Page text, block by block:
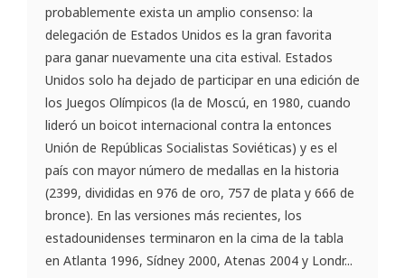
probablemente exista un amplio consenso: la
delegación de Estados Unidos es la gran favorita
para ganar nuevamente una cita estival. Estados
Unidos solo ha dejado de participar en una edición de
los Juegos Olímpicos (la de Moscú, en 1980, cuando
lideró un boicot internacional contra la entonces
Unión de Repúblicas Socialistas Soviéticas) y es el
país con mayor número de medallas en la historia
(2399, divididas en 976 de oro, 757 de plata y 666 de
bronce). En las versiones más recientes, los
estadounidenses terminaron en la cima de la tabla
en Atlanta 1996, Sídney 2000, Atenas 2004 y Londr...